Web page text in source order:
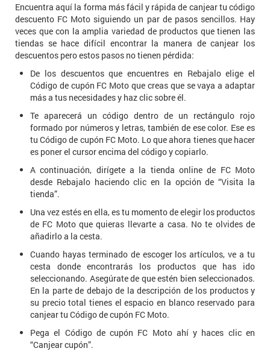
Encuentra aquí la forma más fácil y rápida de canjear tu código
descuento FC Moto siguiendo un par de pasos sencillos. Hay
veces que con la amplia variedad de productos que tienen las
tiendas se hace difícil encontrar la manera de canjear los
descuentos pero estos pasos no tienen pérdida:
De los descuentos que encuentres en Rebajalo elige el
Código de cupón FC Moto que creas que se vaya a adaptar
más a tus necesidades y haz clic sobre él.
Te aparecerá un código dentro de un rectángulo rojo
formado por números y letras, también de ese color. Ese es
tu Código de cupón FC Moto. Lo que ahora tienes que hacer
es poner el cursor encima del código y copiarlo.
A continuación, dirígete a la tienda online de FC Moto
desde Rebajalo haciendo clic en la opción de “Visita la
tienda”.
Una vez estés en ella, es tu momento de elegir los productos
de FC Moto que quieras llevarte a casa. No te olvides de
añadirlo a la cesta.
Cuando hayas terminado de escoger los artículos, ve a tu
cesta donde encontrarás los productos que has ido
seleccionando. Asegúrate de que estén bien seleccionados.
En la parte de debajo de la descripción de los productos y
su precio total tienes el espacio en blanco reservado para
canjear tu Código de cupón FC Moto.
Pega el Código de cupón FC Moto ahí y haces clic en
“Canjear cupón”.